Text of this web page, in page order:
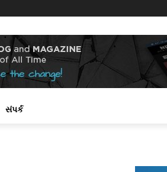
સંપર્ક